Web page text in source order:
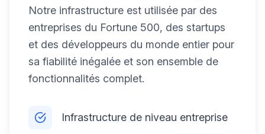
Notre infrastructure est utilisée par des
entreprises du Fortune 500, des startups
et des développeurs du monde entier pour
sa fiabilité inégalée et son ensemble de
fonctionnalités complet.
Infrastructure de niveau entreprise